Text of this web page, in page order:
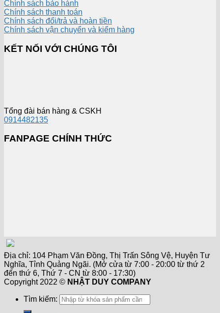
Chính sách bảo hành
Chính sách thanh toán
Chính sách đổi/trả và hoàn tiền
Chính sách vận chuyển và kiểm hàng
KẾT NỐI VỚI CHÚNG TÔI
Tổng đài bán hàng & CSKH
0914482135
FANPAGE CHÍNH THỨC
Địa chỉ: 104 Phạm Văn Đồng, Thị Trấn Sông Vệ, Huyện Tư
Nghĩa, Tỉnh Quảng Ngãi. (Mở cửa từ 7:00 - 20:00 từ thứ 2
đến thứ 6, Thứ 7 - CN từ 8:00 - 17:30)
Copyright 2022 © NHẬT DUY COMPANY
Tìm kiếm: